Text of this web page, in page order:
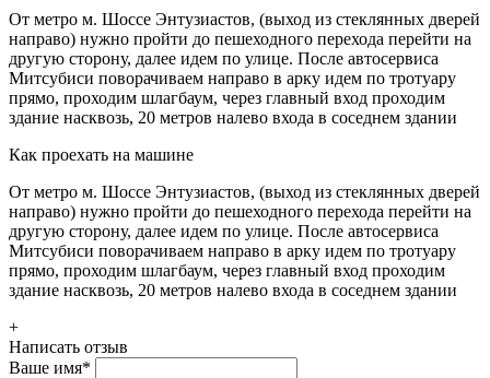
От метро м. Шоссе Энтузиастов, (выход из стеклянных дверей
направо) нужно пройти до пешеходного перехода перейти на
другую сторону, далее идем по улице. После автосервиса
Митсубиси поворачиваем направо в арку идем по тротуару
прямо, проходим шлагбаум, через главный вход проходим
здание насквозь, 20 метров налево входа в соседнем здании
Как проехать на машине
От метро м. Шоссе Энтузиастов, (выход из стеклянных дверей
направо) нужно пройти до пешеходного перехода перейти на
другую сторону, далее идем по улице. После автосервиса
Митсубиси поворачиваем направо в арку идем по тротуару
прямо, проходим шлагбаум, через главный вход проходим
здание насквозь, 20 метров налево входа в соседнем здании
+
Написать отзыв
Ваше имя*